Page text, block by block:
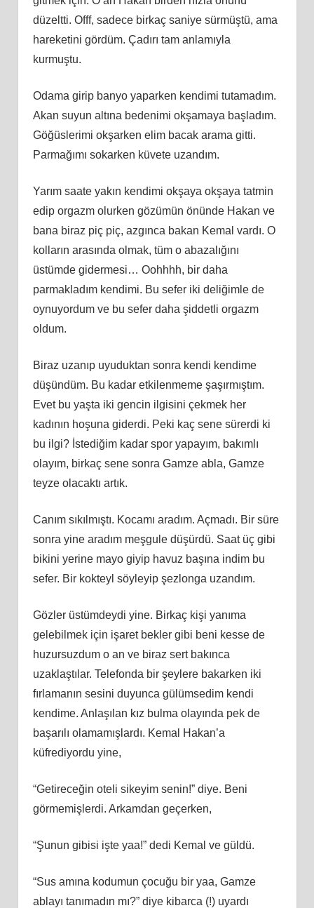
düzeltti. Offf, sadece birkaç saniye sürmüştü, ama
hareketini gördüm. Çadırı tam anlamıyla
kurmuştu.
Odama girip banyo yaparken kendimi tutamadım.
Akan suyun altına bedenimi okşamaya başladım.
Göğüslerimi okşarken elim bacak arama gitti.
Parmağımı sokarken küvete uzandım.
Yarım saate yakın kendimi okşaya okşaya tatmin
edip orgazm olurken gözümün önünde Hakan ve
bana biraz piç piç, azgınca bakan Kemal vardı. O
kolların arasında olmak, tüm o abazalığını
üstümde gidermesi… Oohhhh, bir daha
parmakladım kendimi. Bu sefer iki deliğimle de
oynuyordum ve bu sefer daha şiddetli orgazm
oldum.
Biraz uzanıp uyuduktan sonra kendi kendime
düşündüm. Bu kadar etkilenmeme şaşırmıştım.
Evet bu yaşta iki gencin ilgisini çekmek her
kadının hoşuna giderdi. Peki kaç sene sürerdi ki
bu ilgi? İstediğim kadar spor yapayım, bakımlı
olayım, birkaç sene sonra Gamze abla, Gamze
teyze olacaktı artık.
Canım sıkılmıştı. Kocamı aradım. Açmadı. Bir süre
sonra yine aradım meşgule düşürdü. Saat üç gibi
bikini yerine mayo giyip havuz başına indim bu
sefer. Bir kokteyl söyleyip şezlonga uzandım.
Gözler üstümdeydi yine. Birkaç kişi yanıma
gelebilmek için işaret bekler gibi beni kesse de
huzursuzdum o an ve biraz sert bakınca
uzaklaştılar. Telefonda bir şeylere bakarken iki
fırlamanın sesini duyunca gülümsedim kendi
kendime. Anlaşılan kız bulma olayında pek de
başarılı olamamışlardı. Kemal Hakan’a
küfrediyordu yine,
“Getireceğin oteli sikeyim senin!” diye. Beni
görmemişlerdi. Arkamdan geçerken,
“Şunun gibisi işte yaa!” dedi Kemal ve güldü.
“Sus amına kodumun çocuğu bir yaa, Gamze
ablayı tanımadın mı?” diye kibarca (!) uyardı